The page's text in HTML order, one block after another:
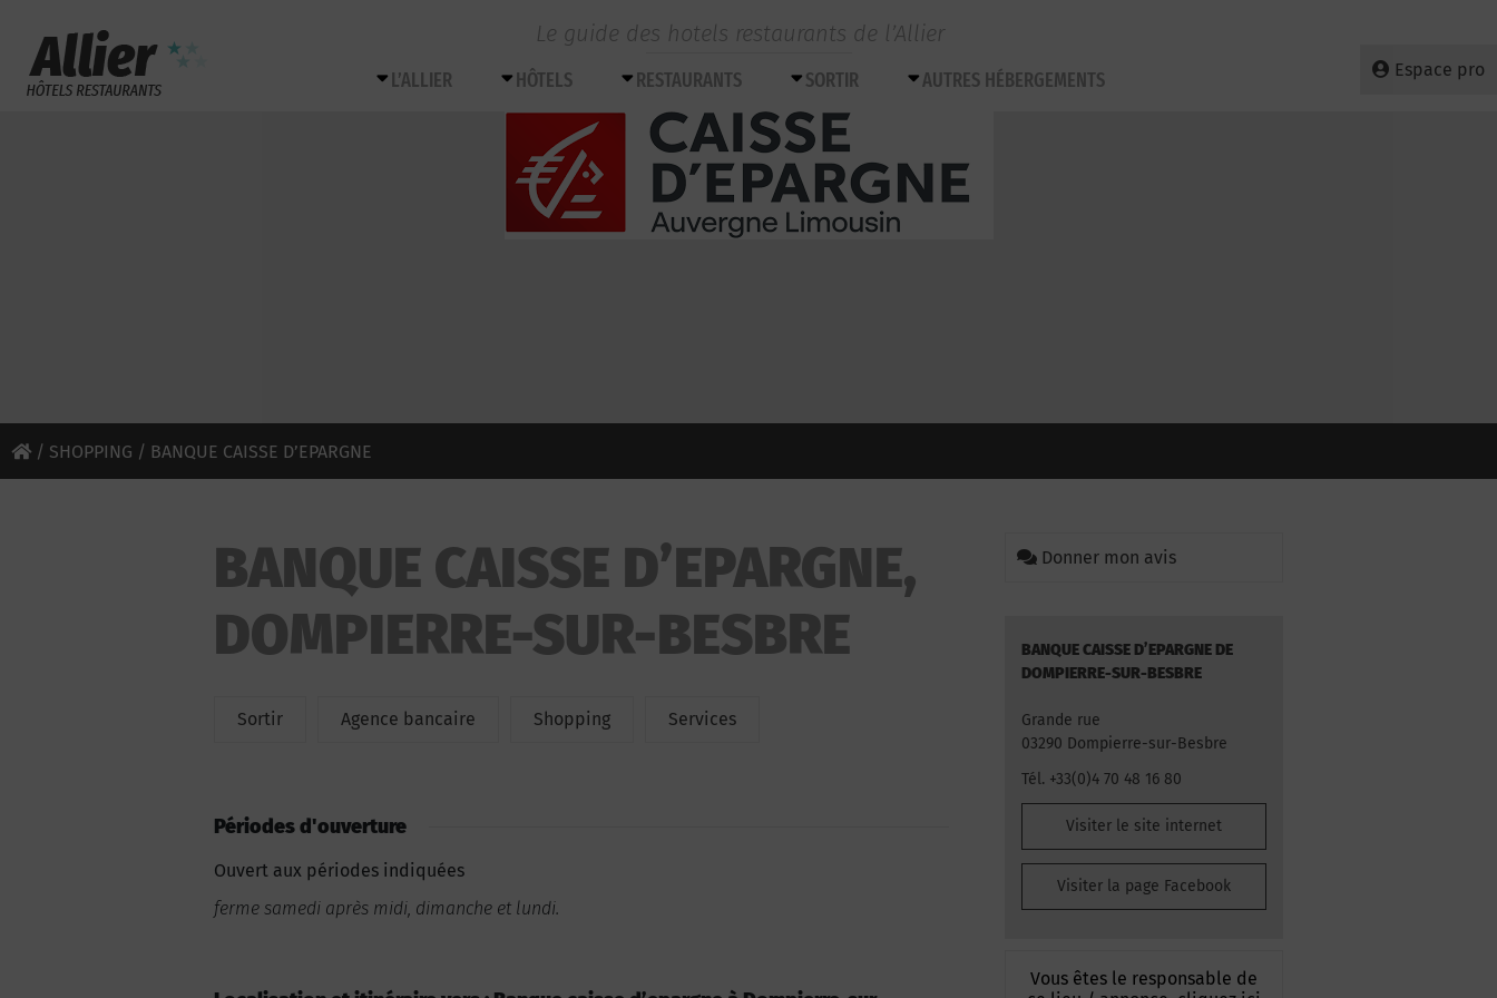
Le guide des hotels restaurants de l’Allier
Espace pro
L’ALLIER HÔTELS RESTAURANTS SORTIR AUTRES HÉBERGEMENTS
/ SHOPPING / BANQUE CAISSE D’EPARGNE
BANQUE CAISSE D’EPARGNE,
DOMPIERRE-SUR-BESBRE
Sortir Agence bancaire Shopping Services
Donner mon avis
BANQUE CAISSE D’EPARGNE DE
DOMPIERRE-SUR-BESBRE
Grande rue
03290 Dompierre-sur-Besbre
Tél. +33(0)4 70 48 16 80
Visiter le site internet
Visiter la page Facebook
Vous êtes le responsable de
Périodes d'ouverture
Ouvert aux périodes indiquées
ferme samedi après midi, dimanche et lundi.